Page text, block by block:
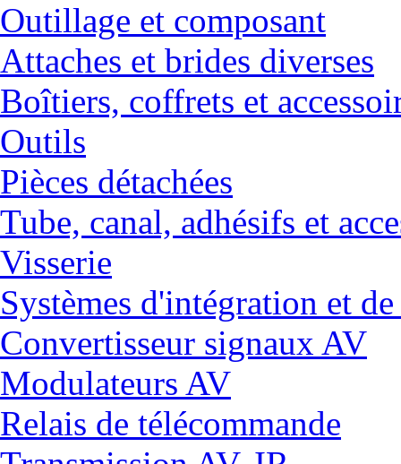
Outillage et composant
Attaches et brides diverses
Boîtiers, coffrets et
Outils
Pièces détachées
Tube, canal, adhésifs et
Visserie
Systèmes d'intégration et
Convertisseur signaux AV
Modulateurs AV
Relais de télécommande